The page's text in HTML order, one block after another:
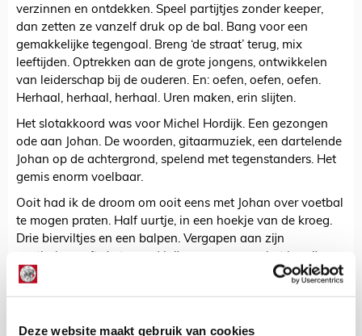
Deze website maakt gebruik van cookies
verzinnen en ontdekken. Speel partijtjes zonder keeper,
dan zetten ze vanzelf druk op de bal. Bang voor een
gemakkelijke tegengoal. Breng ‘de straat’ terug, mix
leeftijden. Optrekken aan de grote jongens, ontwikkelen
van leiderschap bij de ouderen. En: oefen, oefen, oefen.
Herhaal, herhaal, herhaal. Uren maken, erin slijten.
Het slotakkoord was voor Michel Hordijk. Een gezongen
ode aan Johan. De woorden, gitaarmuziek, een dartelende
Johan op de achtergrond, spelend met tegenstanders. Het
gemis enorm voelbaar.
Ooit had ik de droom om ooit eens met Johan over voetbal
te mogen praten. Half uurtje, in een hoekje van de kroeg.
Drie bierviltjes en een balpen. Vergapen aan zijn
Na zijn overlijden wist ik dat die droom definitief was